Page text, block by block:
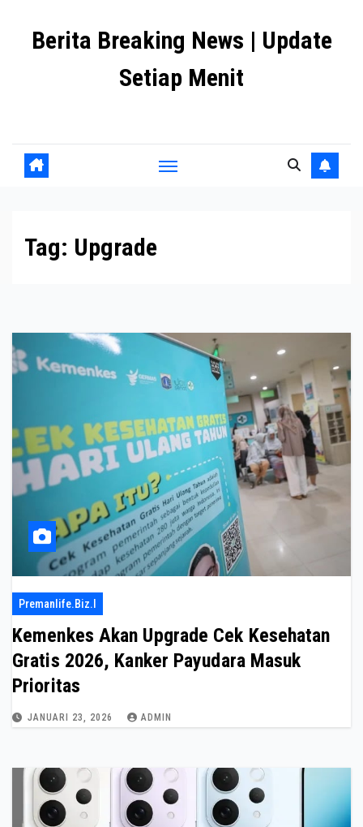
Berita Breaking News | Update
Setiap Menit
Tag: Upgrade
Premanlife.biz.i
Kemenkes Akan Upgrade Cek Kesehatan
Gratis 2026, Kanker Payudara Masuk
Prioritas
JANUARI 23, 2026 ADMIN